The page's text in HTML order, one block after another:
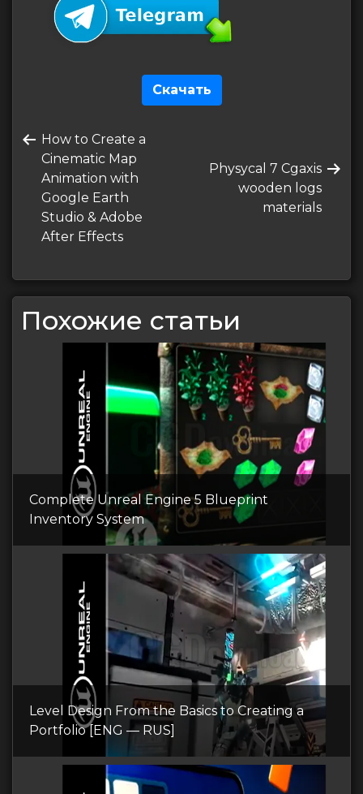
Скачать
по
записям
Предыдущая
запись
How to Create a
Cinematic Map
Animation with
Google Earth
Studio & Adobe
After Effects
Следующая
запись
Physycal 7 Cgaxis
wooden logs
materials
Похожие статьи
Complete Unreal Engine 5 Blueprint
Inventory System
Level Design From the Basics to Creating a
Portfolio [ENG — RUS]